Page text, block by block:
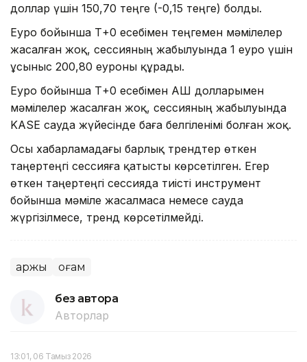
доллар үшін 150,70 теңге (-0,15 теңге) болды.
Еуро бойынша Т+0 есебімен теңгемен мәмілелер
жасалған жоқ, сессияның жабылуында 1 еуро үшін
ұсыныс 200,80 еуроны құрады.
Еуро бойынша Т+0 есебімен АҚШ долларымен
мәмілелер жасалған жоқ, сессияның жабылуында
KASE сауда жүйесінде баға белгіленімі болған жоқ.
Осы хабарламадағы барлық трендтер өткен
таңертеңгі сессияға қатысты көрсетілген. Егер
өткен таңертеңгі сессияда тиісті инструмент
бойынша мәміле жасалмаса немесе сауда
жүргізілмесе, тренд көрсетілмейді.
Қаржы Қоғам
без автора
Авторлар
13:01, 06 Тамыз 2026